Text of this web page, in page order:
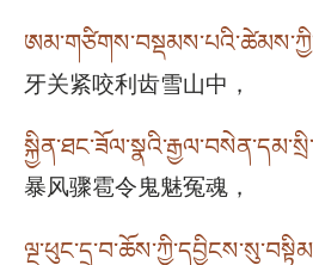
牙关紧咬利齿雪山中，
暴风骤雹令鬼魅冤魂，